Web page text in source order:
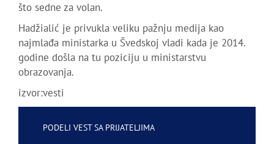
što sedne za volan.
Hadžialić je privukla veliku pažnju medija kao
najmlađa ministarka u Švedskoj vladi kada je 2014.
godine došla na tu poziciju u ministarstvu
obrazovanja.
izvor:vesti
PODELI VEST SA PRIJATELJIMA